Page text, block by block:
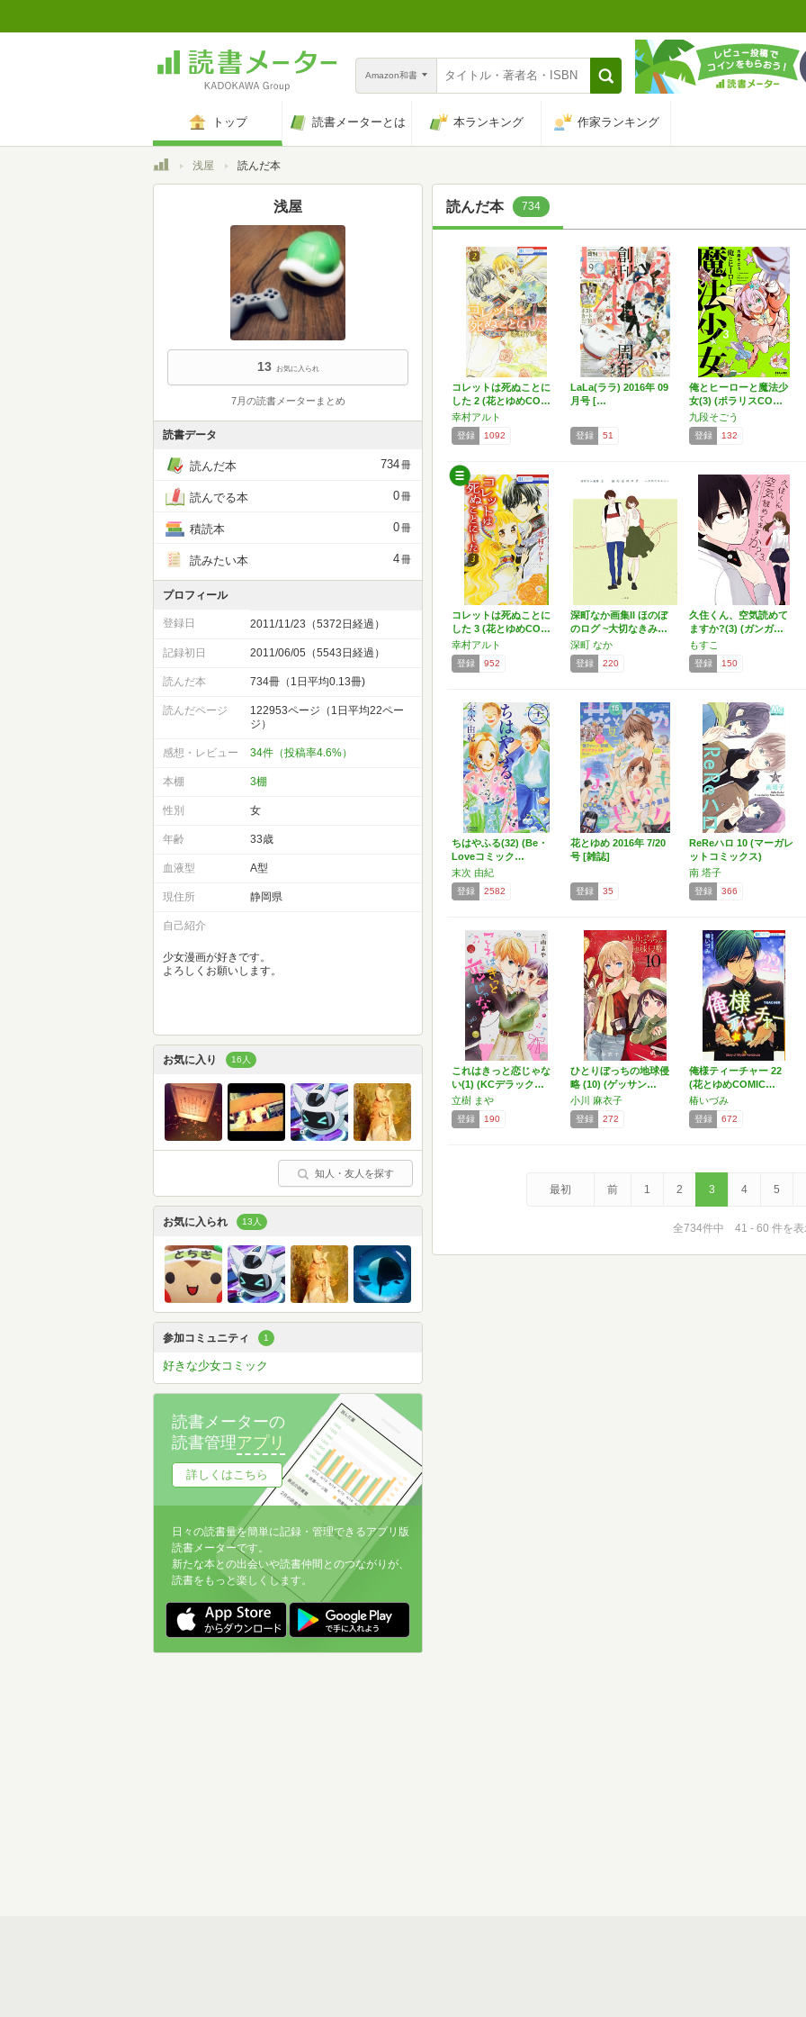
Amazon和書
トップ 読書メーターとは 本ランキング 作家ランキング
トップ浅屋 読んだ本
読んだ本 734
コレットは死ぬことに
した 2 (花とゆめCO…
幸村アルト
登録 1092
LaLa(ララ) 2016年 09
月号 […
登録 51
俺とヒーローと魔法少
女(3) (ポラリスCO…
九段そごう
登録 132
コレットは死ぬことに
した 3 (花とゆめCO…
幸村アルト
登録 952
深町なか画集II ほのぼ
のログ ~大切なきみ…
深町 なか
登録 220
久住くん、空気読めて
ますか?(3) (ガンガ…
もすこ
登録 150
ちはやふる(32) (Be・
Loveコミック…
末次 由紀
登録 2582
花とゆめ 2016年 7/20
号 [雑誌]
登録 35
ReReハロ 10 (マーガレ
ットコミックス)
南 塔子
登録 366
これはきっと恋じゃな
い(1) (KCデラック…
立樹 まや
登録 190
ひとりぼっちの地球侵
略 (10) (ゲッサン…
小川 麻衣子
登録 272
俺様ティーチャー 22
(花とゆめCOMIC…
椿いづみ
登録 672
最初 前 1 2 3 4 5
全734件中 41 - 60 件を表
浅屋
13 お気に入られ
7月の読書メーターまとめ
読書データ
読んだ本 734冊
読んでる本 0冊
積読本 0冊
読みたい本 4冊
プロフィール
登録日 2011/11/23（5372日経過）
記録初日 2011/06/05（5543日経過）
読んだ本 734冊（1日平均0.13冊)
読んだページ
122953ページ（1日平均22ペー
ジ）
感想・レビュー 34件（投稿率4.6%）
本棚 3棚
性別 女
年齢 33歳
血液型 A型
現住所 静岡県
自己紹介
少女漫画が好きです。
よろしくお願いします。
お気に入り 16人
知人・友人を探す
お気に入られ 13人
参加コミュニティ 1
好きな少女コミック
読書メーターの
読書管理アプリ
詳しくはこちら
日々の読書量を簡単に記録・管理できるアプリ版
読書メーターです。
新たな本との出会いや読書仲間とのつながりが、
読書をもっと楽しくします。